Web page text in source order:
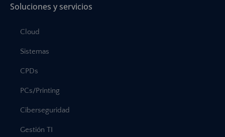
Soluciones y servicios
Cloud
Sistemas
CPDs
PCs/Printing
Ciberseguridad
Gestión TI